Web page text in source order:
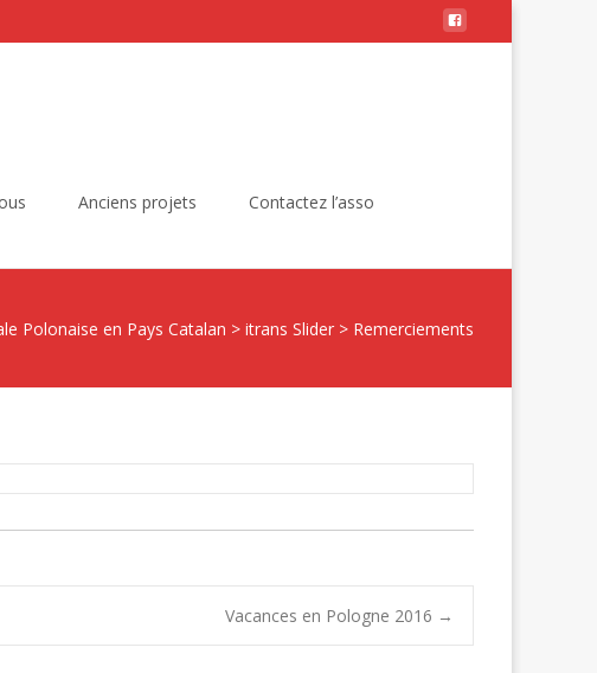
Anciens projets Contactez l’asso
Polonaise en Pays Catalan > itrans Slider > Remerciements
Vacances en Pologne 2016 →